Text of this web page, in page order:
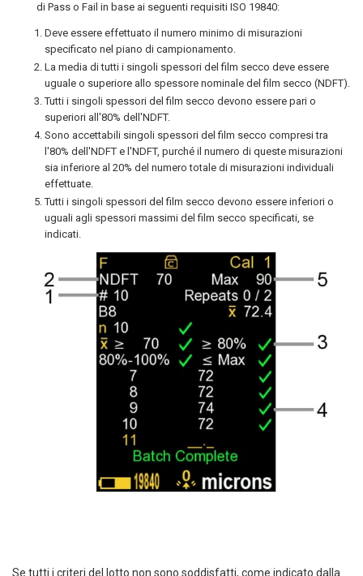
di Pass o Fail in base ai seguenti requisiti ISO 19840:
Deve essere effettuato il numero minimo di misurazioni
specificato nel piano di campionamento.
La media di tutti i singoli spessori del film secco deve essere
uguale o superiore allo spessore nominale del film secco (NDFT).
Tutti i singoli spessori del film secco devono essere pari o
superiori all'80% dell'NDFT.
Sono accettabili singoli spessori del film secco compresi tra
l'80% dell'NDFT e l'NDFT, purché il numero di queste misurazioni
sia inferiore al 20% del numero totale di misurazioni individuali
effettuate.
Tutti i singoli spessori del film secco devono essere inferiori o
uguali agli spessori massimi del film secco specificati, se
indicati.
Se tutti i criteri del lotto non sono soddisfatti, come indicato dalla